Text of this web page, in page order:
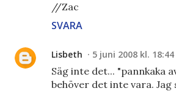
//Zac
SVARA
Lisbeth 5 juni 2008 kl. 18:44
Säg inte det... "pannkaka
behöver det inte vara.